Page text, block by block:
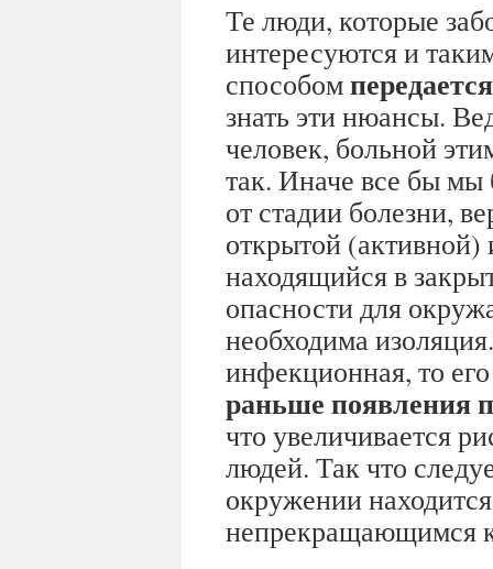
Те люди, которые
интересуются и
способом
знать эти нюансы.
человек, больной
так. Иначе все бы
от стадии болезни,
открытой
находящийся в
опасности для
необходима
инфекционная, то
раньше появления
что увеличивается
людей. Так что
окружении
непрекращающимся